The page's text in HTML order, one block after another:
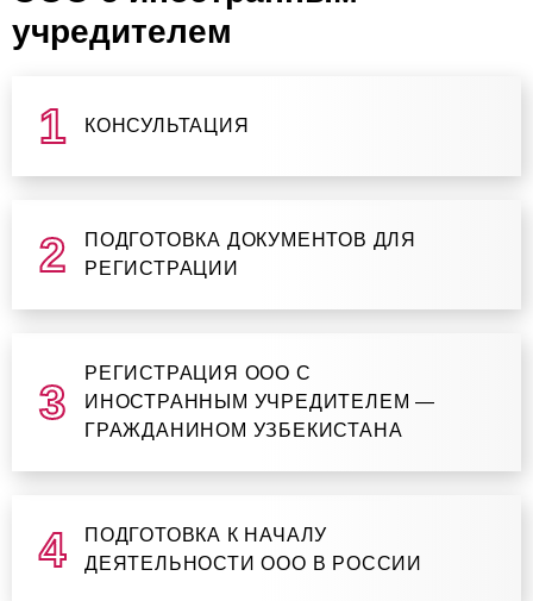
учредителем
КОНСУЛЬТАЦИЯ
ПОДГОТОВКА ДОКУМЕНТОВ ДЛЯ
РЕГИСТРАЦИИ
РЕГИСТРАЦИЯ ООО С
ИНОСТРАННЫМ УЧРЕДИТЕЛЕМ —
ГРАЖДАНИНОМ УЗБЕКИСТАНА
ПОДГОТОВКА К НАЧАЛУ
ДЕЯТЕЛЬНОСТИ ООО В РОССИИ